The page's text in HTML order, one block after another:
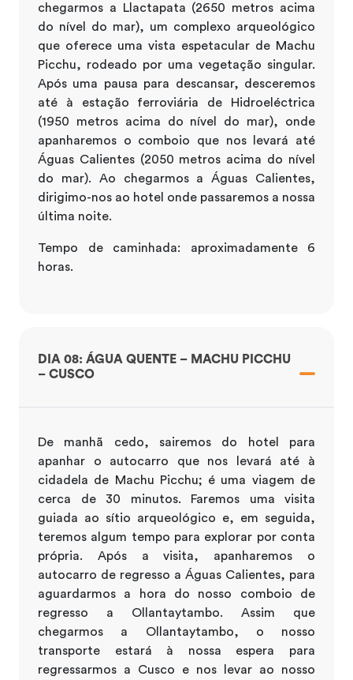
chegarmos a Llactapata (2650 metros acima
do nível do mar), um complexo arqueológico
que oferece uma vista espetacular de Machu
Picchu, rodeado por uma vegetação singular.
Após uma pausa para descansar, desceremos
até à estação ferroviária de Hidroeléctrica
(1950 metros acima do nível do mar), onde
apanharemos o comboio que nos levará até
Águas Calientes (2050 metros acima do nível
do mar). Ao chegarmos a Águas Calientes,
dirigimo-nos ao hotel onde passaremos a nossa
última noite.
Tempo de caminhada: aproximadamente 6
horas.
DIA 08: ÁGUA QUENTE – MACHU PICCHU
– CUSCO
De manhã cedo, sairemos do hotel para
apanhar o autocarro que nos levará até à
cidadela de Machu Picchu; é uma viagem de
cerca de 30 minutos. Faremos uma visita
guiada ao sítio arqueológico e, em seguida,
teremos algum tempo para explorar por conta
própria. Após a visita, apanharemos o
autocarro de regresso a Águas Calientes, para
aguardarmos a hora do nosso comboio de
regresso a Ollantaytambo. Assim que
chegarmos a Ollantaytambo, o nosso
transporte estará à nossa espera para
regressarmos a Cusco e nos levar ao nosso